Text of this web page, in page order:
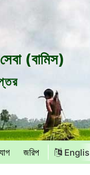
(বামিস)
জরিপ